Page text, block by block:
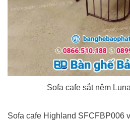
Sofa cafe sắt nệm
Sofa cafe Highland SFCFBP006